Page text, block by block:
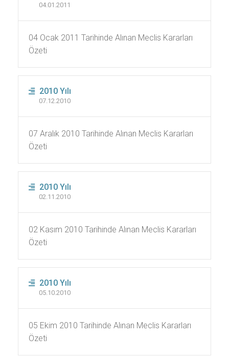
04.01.2011
04 Ocak 2011 Tarihinde Alınan Meclis Kararları
Özeti
2010 Yılı
07.12.2010
07 Aralık 2010 Tarihinde Alınan Meclis Kararları
Özeti
2010 Yılı
02.11.2010
02 Kasım 2010 Tarihinde Alınan Meclis Kararları
Özeti
2010 Yılı
05.10.2010
05 Ekim 2010 Tarihinde Alınan Meclis Kararları
Özeti